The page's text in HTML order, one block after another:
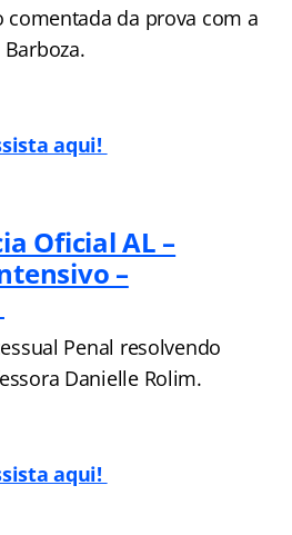
comentada da prova com a
aqui!
Oficial AL –
–
Penal resolvendo
Danielle Rolim.
aqui!